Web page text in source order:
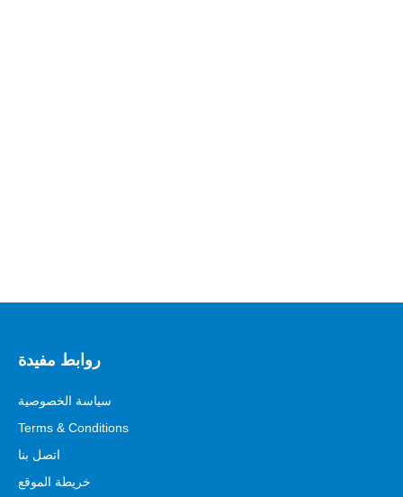
روابط مفيدة
سياسة الخصوصية
Terms & Conditions
اتصل بنا
خريطة الموقع